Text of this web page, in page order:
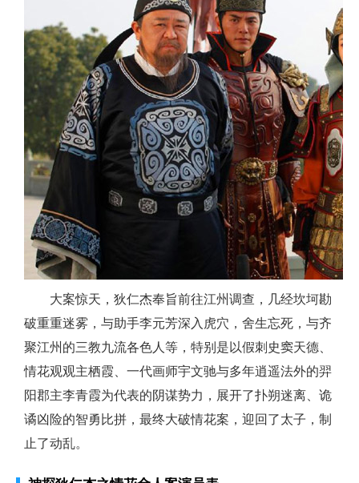
大案惊天，狄仁杰奉旨前往江州调查，几经坎坷勘
破重重迷雾，与助手李元芳深入虎穴，舍生忘死，与齐
聚江州的三教九流各色人等，特别是以假刺史窦天德、
情花观观主栖霞、一代画师宇文驰与多年逍遥法外的羿
阳郡主李青霞为代表的阴谋势力，展开了扑朔迷离、诡
谲凶险的智勇比拼，最终大破情花案，迎回了太子，制
止了动乱。